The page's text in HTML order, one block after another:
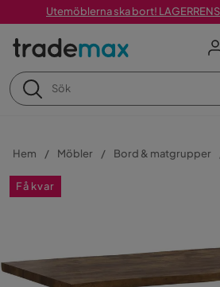
Utemöblerna ska bort!
Hem Möbler Bord & matgrupper
Få kvar